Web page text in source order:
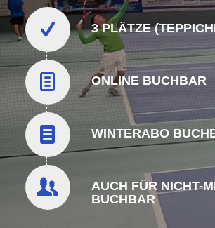
3 PLÄTZE
ONLINE BUCHBAR
WINTERABO
AUCH FÜR NICHT-
BUCHBAR